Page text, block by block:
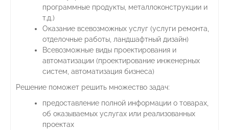
программные продукты, металлоконструкции и
т.д.)
Оказание всевозможных услуг (услуги ремонта,
отделочные работы, ландшафтный дизайн)
Всевозможные виды проектирования и
автоматизации (проектирование инженерных
систем, автоматизация бизнеса)
Решение поможет решить множество задач:
предоставление полной информации о товарах,
об оказываемых услугах или реализованных
проектах